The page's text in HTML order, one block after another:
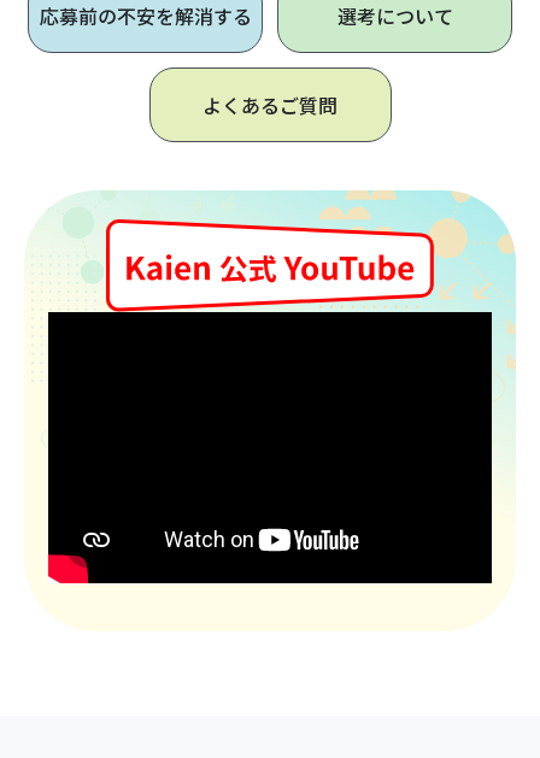
応募前の不安を解消する 選考について
よくあるご質問